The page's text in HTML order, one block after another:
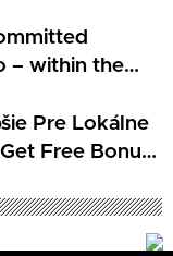
– within the
Free Bonus